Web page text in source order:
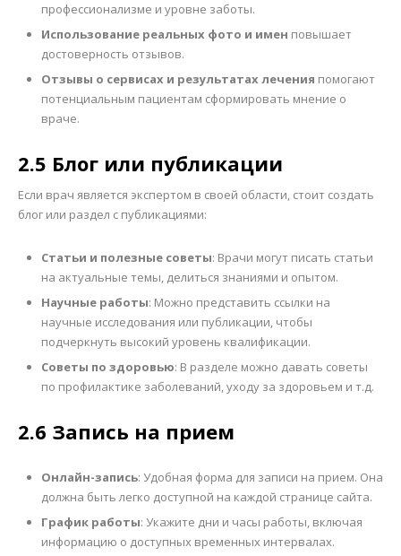
профессионализме и уровне заботы.
Использование реальных фото и имен повышает
достоверность отзывов.
Отзывы о сервисах и результатах лечения помогают
потенциальным пациентам сформировать мнение о
враче.
2.5 Блог или публикации
Если врач является экспертом в своей области, стоит создать
блог или раздел с публикациями:
Статьи и полезные советы: Врачи могут писать статьи
на актуальные темы, делиться знаниями и опытом.
Научные работы: Можно представить ссылки на
научные исследования или публикации, чтобы
подчеркнуть высокий уровень квалификации.
Советы по здоровью: В разделе можно давать советы
по профилактике заболеваний, уходу за здоровьем и т.д.
2.6 Запись на прием
Онлайн-запись: Удобная форма для записи на прием. Она
должна быть легко доступной на каждой странице сайта.
График работы: Укажите дни и часы работы, включая
информацию о доступных временных интервалах.